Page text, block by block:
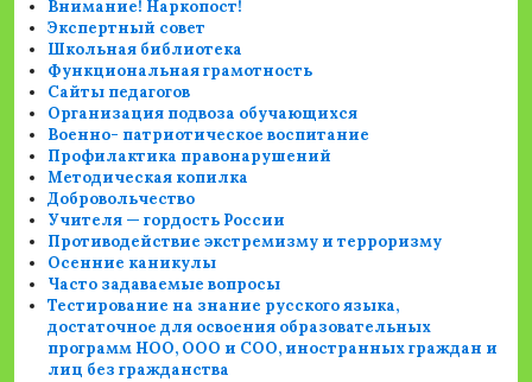
Внимание! Наркопост!
Экспертный совет
Школьная библиотека
Функциональная грамотность
Сайты педагогов
Организация подвоза обучающихся
Военно- патриотическое воспитание
Профилактика правонарушений
Методическая копилка
Добровольчество
Учителя — гордость России
Противодействие экстремизму и терроризму
Осенние каникулы
Часто задаваемые вопросы
Тестирование на знание русского языка,
достаточное для освоения образовательных
программ НОО, ООО и СОО, иностранных граждан и
лиц без гражданства